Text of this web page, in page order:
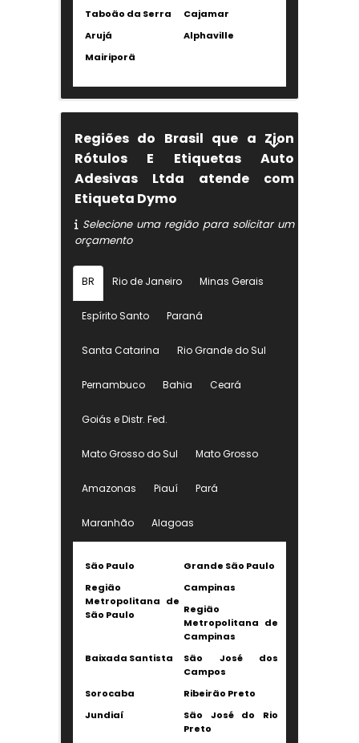
Taboão da Serra
Cajamar
Arujá
Alphaville
Mairiporã
Regiões do Brasil que a Zion
Rótulos E Etiquetas Auto
Adesivas Ltda atende com
Etiqueta Dymo
Selecione uma região para solicitar um
orçamento
BR Rio de Janeiro Minas Gerais
Espírito Santo Paraná
Santa Catarina Rio Grande do Sul
Pernambuco Bahia Ceará
Goiás e Distr. Fed.
Mato Grosso do Sul Mato Grosso
Amazonas Piauí Pará
Maranhão Alagoas
São Paulo
Grande São Paulo
Região
Metropolitana de
São Paulo
Campinas
Região
Metropolitana de
Campinas
Baixada Santista
São José dos
Campos
Sorocaba
Ribeirão Preto
Jundiaí
São José do Rio
Preto